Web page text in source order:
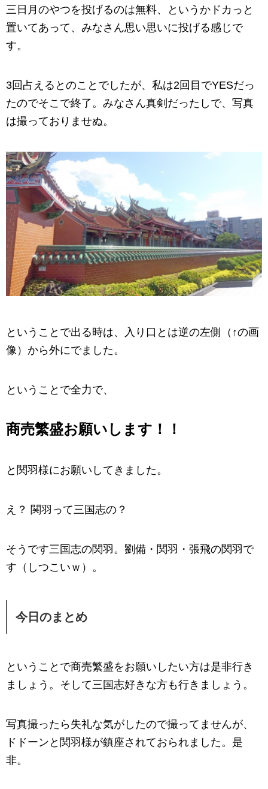
三日月のやつを投げるのは無料、というかドカっと
置いてあって、みなさん思い思いに投げる感じで
す。
3回占えるとのことでしたが、私は2回目でYESだっ
たのでそこで終了。みなさん真剣だったしで、写真
は撮っておりませぬ。
ということで出る時は、入り口とは逆の左側（↑の画
像）から外にでました。
ということで全力で、
商売繁盛お願いします！！
と関羽様にお願いしてきました。
え？ 関羽って三国志の？
そうです三国志の関羽。劉備・関羽・張飛の関羽で
す（しつこいｗ）。
今日のまとめ
ということで商売繁盛をお願いしたい方は是非行き
ましょう。そして三国志好きな方も行きましょう。
写真撮ったら失礼な気がしたので撮ってませんが、
ドドーンと関羽様が鎮座されておられました。是
非。